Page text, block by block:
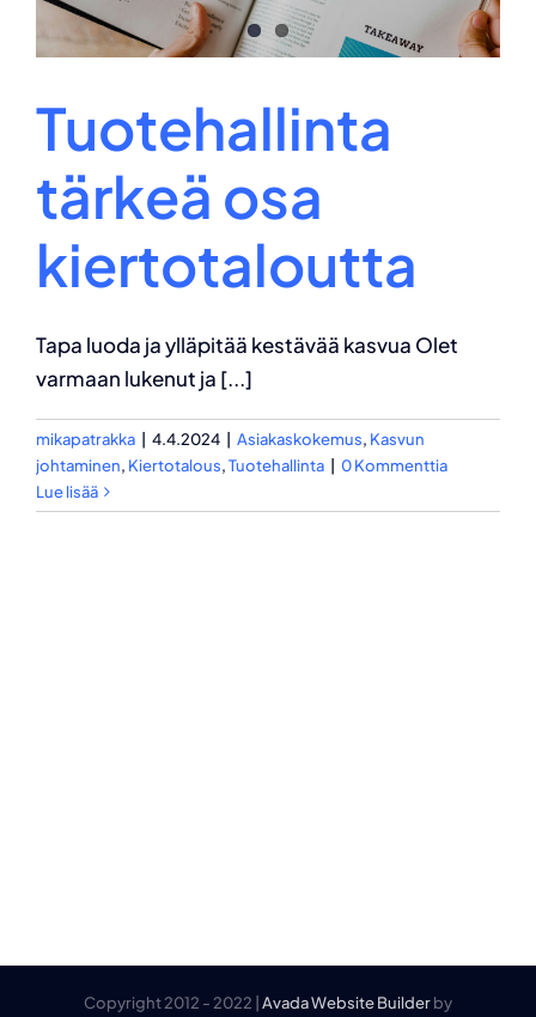
Tuotehallinta
tärkeä osa
kiertotaloutta
Tapa luoda ja ylläpitää kestävää kasvua Olet
varmaan lukenut ja [...]
mikapatrakka | 4.4.2024 | Asiakaskokemus, Kasvun
johtaminen, Kiertotalous,Tuotehallinta | 0 Kommenttia
Lue lisää
Copyright 2012 - 2022 |Avada Website Builderby